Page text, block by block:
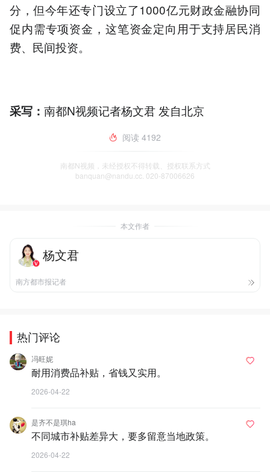
分，但今年还专门设立了1000亿元财政金融协同
促内需专项资金，这笔资金定向用于支持居民消
费、民间投资。
采写： 南都N视频记者杨文君 发自北京
阅读 4192
南都N视频，未经授权不得转载、授权联系方式
banquan@nandu.cc. 020-87006626
本文作者
杨文君
南方都市报记者
热门评论
冯旺妮
耐用消费品补贴，省钱又实用。
2026-04-22
是齐不是琪ha
不同城市补贴差异大，要多留意当地政策。
2026-04-22